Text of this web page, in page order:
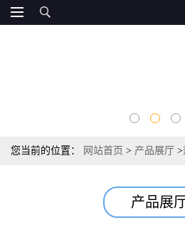
您当前的位置： 网站首页 > 产品展厅 >
产品展